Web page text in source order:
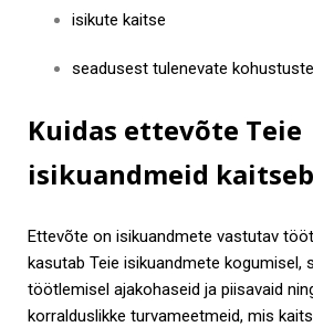
isikute kaitse
seadusest tulenevate
Kuidas ettevõte Teie
isikuandmeid
Ettevõte on isikuandmete vastutav
kasutab Teie isikuandmete kogumisel,
töötlemisel ajakohaseid ja piisavaid
korralduslikke turvameetmeid, mis